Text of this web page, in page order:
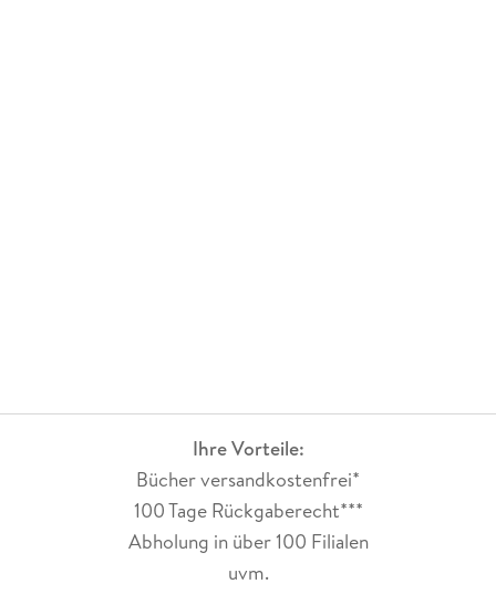
Ihre Vorteile:
Bücher versandkostenfrei*
100 Tage Rückgaberecht***
Abholung in über 100 Filialen
uvm.